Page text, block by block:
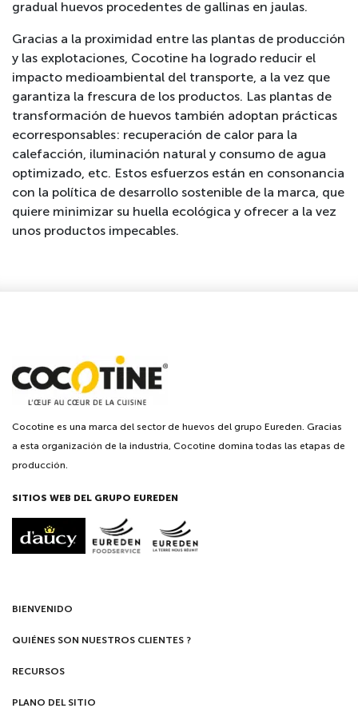
gradual huevos procedentes de gallinas en jaulas.
Gracias a la proximidad entre las plantas de producción
y las explotaciones, Cocotine ha logrado reducir el
impacto medioambiental del transporte, a la vez que
garantiza la frescura de los productos. Las plantas de
transformación de huevos también adoptan prácticas
ecorresponsables: recuperación de calor para la
calefacción, iluminación natural y consumo de agua
optimizado, etc. Estos esfuerzos están en consonancia
con la política de desarrollo sostenible de la marca, que
quiere minimizar su huella ecológica y ofrecer a la vez
unos productos impecables.
Cocotine es una marca del sector de huevos del grupo Eureden. Gracias
a esta organización de la industria, Cocotine domina todas las etapas de
producción.
SITIOS WEB DEL GRUPO EUREDEN
BIENVENIDO
QUIÉNES SON NUESTROS CLIENTES ?
RECURSOS
PLANO DEL SITIO